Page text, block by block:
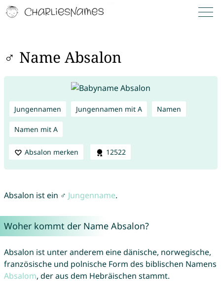
♂ Name Absalon
Jungennamen Jungennamen mit A Namen
Namen mit A
Absalon merken 12522
Absalon ist ein ♂ Jungenname.
Woher kommt der Name Absalon?
Absalon ist unter anderem eine dänische, norwegische,
französische und polnische Form des biblischen Namens
Absalom, der aus dem Hebräischen stammt.